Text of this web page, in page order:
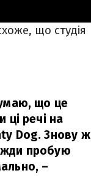
що студія
що це
ці речі на
Dog. Знову ж
пробую
–